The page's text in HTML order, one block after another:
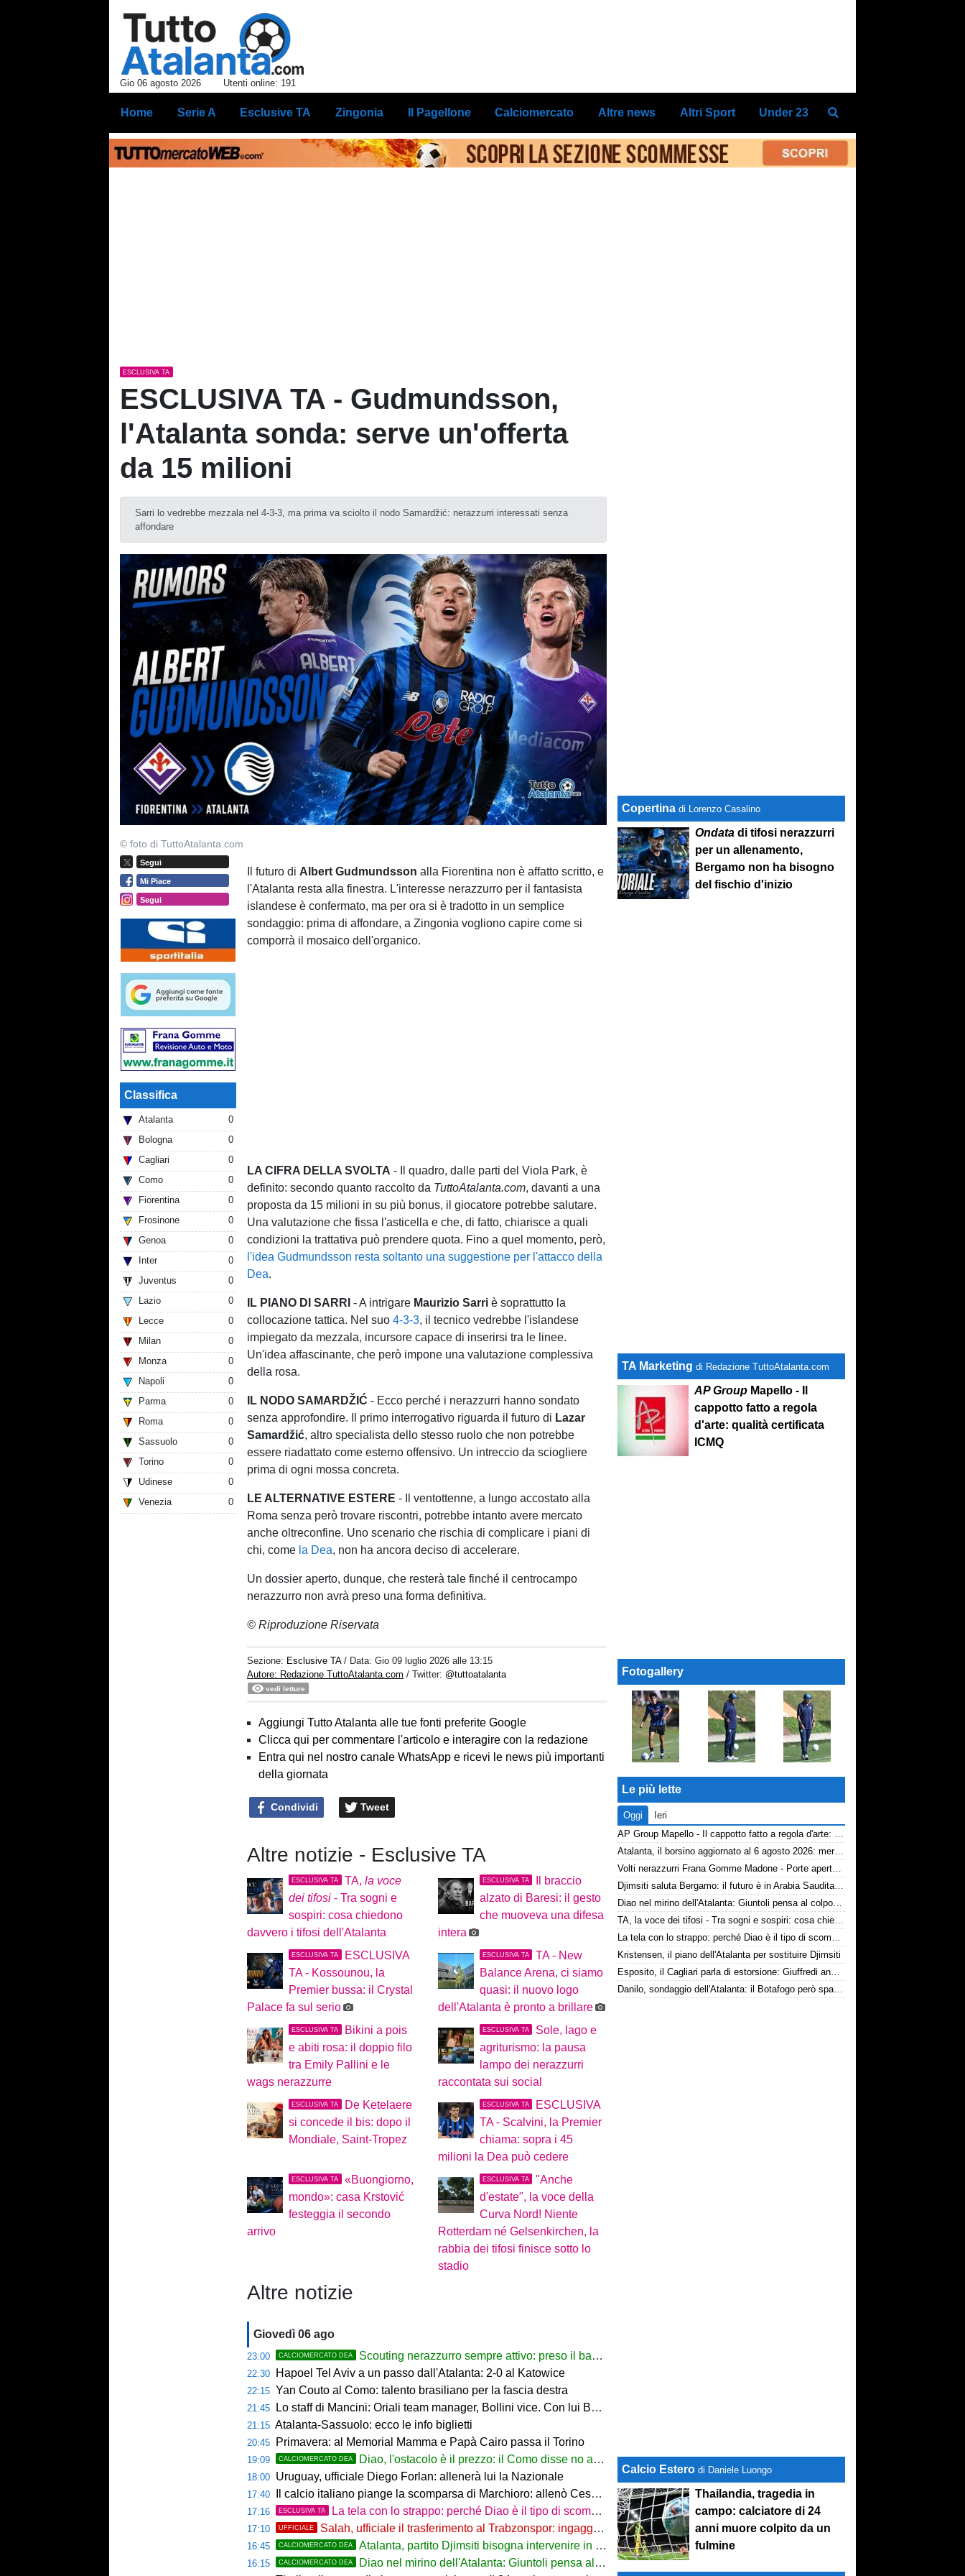
Gio 06 agosto 2026 Utenti online: 191
Home Serie A Esclusive TA Zingonia Il Pagellone Calciomercato Altre news Altri Sport Under 23
ESCLUSIVA TA
ESCLUSIVA TA - Gudmundsson,
l'Atalanta sonda: serve un'offerta
da 15 milioni
Sarri lo vedrebbe mezzala nel 4-3-3, ma prima va sciolto il nodo Samardžić: nerazzurri interessati senza
affondare
© foto di TuttoAtalanta.com
Segui
Mi Piace
Segui
Classifica
Atalanta
0
Bologna
0
Cagliari
0
Como
0
Fiorentina
0
Frosinone
0
Genoa
0
Inter
0
Juventus
0
Lazio
0
Lecce
0
Milan
0
Monza
0
Napoli
0
Parma
0
Roma
0
Sassuolo
0
Torino
0
Udinese
0
Venezia
0
Il futuro di Albert Gudmundsson alla Fiorentina non è affatto scritto, e
l'Atalanta resta alla finestra. L'interesse nerazzurro per il fantasista
islandese è confermato, ma per ora si è tradotto in un semplice
sondaggio: prima di affondare, a Zingonia vogliono capire come si
comporrà il mosaico dell'organico.
LA CIFRA DELLA SVOLTA - Il quadro, dalle parti del Viola Park, è
definito: secondo quanto raccolto da TuttoAtalanta.com, davanti a una
proposta da 15 milioni in su più bonus, il giocatore potrebbe salutare.
Una valutazione che fissa l'asticella e che, di fatto, chiarisce a quali
condizioni la trattativa può prendere quota. Fino a quel momento, però,
l'idea Gudmundsson resta soltanto una suggestione per l'attacco della
Dea.
IL PIANO DI SARRI - A intrigare Maurizio Sarri è soprattutto la
collocazione tattica. Nel suo4-3-3, il tecnico vedrebbe l'islandese
impiegato da mezzala, incursore capace di inserirsi tra le linee.
Un'idea affascinante, che però impone una valutazione complessiva
della rosa.
IL NODO SAMARDŽIĆ - Ecco perché i nerazzurri hanno sondato
senza approfondire. Il primo interrogativo riguarda il futuro di Lazar
Samardžić, altro specialista dello stesso ruolo che non potrebbe
essere riadattato come esterno offensivo. Un intreccio da sciogliere
prima di ogni mossa concreta.
LE ALTERNATIVE ESTERE - Il ventottenne, a lungo accostato alla
Roma senza però trovare riscontri, potrebbe intanto avere mercato
anche oltreconfine. Uno scenario che rischia di complicare i piani di
chi, come la Dea, non ha ancora deciso di accelerare.
Un dossier aperto, dunque, che resterà tale finché il centrocampo
nerazzurro non avrà preso una forma definitiva.
© Riproduzione Riservata
Sezione: Esclusive TA / Data:Gio 09 luglio 2026 alle 13:15
Autore: Redazione TuttoAtalanta.com / Twitter: @tuttoatalanta
vedi letture
Aggiungi Tutto Atalanta alle tue fonti preferite Google
Clicca qui per commentare l'articolo e interagire con la redazione
Entra qui nel nostro canale WhatsApp e ricevi le news più importanti
della giornata
Condividi Tweet
Altre notizie - Esclusive TA
ESCLUSIVA TA TA,la voce
dei tifosi - Tra sogni e
sospiri: cosa chiedono
davvero i tifosi dell'Atalanta
ESCLUSIVA TA
Il braccio
alzato di Baresi: il gesto
che muoveva una difesa
intera
ESCLUSIVA TA
ESCLUSIVA
TA - Kossounou, la
Premier bussa: il Crystal
Palace fa sul serio
ESCLUSIVA TA
TA - New
Balance Arena, ci siamo
quasi: il nuovo logo
dell'Atalanta è pronto a brillare
ESCLUSIVA TA
Bikini a pois
e abiti rosa: il doppio filo
tra Emily Pallini e le
wags nerazzurre
ESCLUSIVA TA
Sole, lago e
agriturismo: la pausa
lampo dei nerazzurri
raccontata sui social
ESCLUSIVA TA
De Ketelaere
si concede il bis: dopo il
Mondiale, Saint-Tropez
ESCLUSIVA TA
ESCLUSIVA
TA - Scalvini, la Premier
chiama: sopra i 45
milioni la Dea può cedere
ESCLUSIVA TA
«Buongiorno,
mondo»: casa Krstović
festeggia il secondo
arrivo
ESCLUSIVA TA
"Anche
d'estate", la voce della
Curva Nord! Niente
Rotterdam né Gelsenkirchen, la
rabbia dei tifosi finisce sotto lo
stadio
Altre notizie
Giovedì 06 ago
23:00 CALCIOMERCATO DEA Scouting nerazzurro sempre attivo: preso il baby difensore 2010 Levačić
22:30 Hapoel Tel Aviv a un passo dall'Atalanta: 2-0 al Katowice
22:15 Yan Couto al Como: talento brasiliano per la fascia destra
21:45 Lo staff di Mancini: Oriali team manager, Bollini vice. Con lui Bonucci, Gagliardi e Maccarone
21:15 Atalanta-Sassuolo: ecco le info biglietti
20:45 Primavera: al Memorial Mamma e Papà Cairo passa il Torino
19:09 CALCIOMERCATO DEA Diao, l'ostacolo è il prezzo: il Como disse no a 60 milioni
18:00 Uruguay, ufficiale Diego Forlan: allenerà lui la Nazionale
17:40 Il calcio italiano piange la scomparsa di Marchioro: allenò Cesena e Milan
17:16 ESCLUSIVA TA La tela con lo strappo: perché Diao è il tipo di scommessa che Giuntoli ama
17:10 UFFICIALE Salah, ufficiale il trasferimento al Trabzonspor: ingaggio mostruoso
16:45 CALCIOMERCATO DEA Atalanta, partito Djimsiti bisogna intervenire in difesa: tutti i nomi
16:15 CALCIOMERCATO DEA Diao nel mirino dell'Atalanta: Giuntoli pensa al colpo dal Como
Copertina di Lorenzo Casalino
Ondata di tifosi nerazzurri
per un allenamento,
Bergamo non ha bisogno
del fischio d'inizio
TA Marketing di Redazione TuttoAtalanta.com
AP Group Mapello - Il
cappotto fatto a regola
d'arte: qualità certificata
ICMQ
Fotogallery
Le più lette
Oggi
Ieri
AP Group Mapello - Il cappotto fatto a regola d'arte: qualità certificata ICMQ
Atalanta, il borsino aggiornato al 6 agosto 2026: mercato in entrata ancora in stand-by. Si lavora sulle cessioni
Volti nerazzurri Frana Gomme Madone - Porte aperte alla New Balance Arena: i volti dei tifosi della Dea
Djimsiti saluta Bergamo: il futuro è in Arabia Saudita! Tre milioni e firma biennale
Diao nel mirino dell'Atalanta: Giuntoli pensa al colpo dal Como
TA, la voce dei tifosi - Tra sogni e sospiri: cosa chiedono davvero i tifosi dell'Atalanta
La tela con lo strappo: perché Diao è il tipo di scommessa che Giuntoli ama
Kristensen, il piano dell'Atalanta per sostituire Djimsiti
Esposito, il Cagliari parla di estorsione: Giuffredi annuncia denuncia
Danilo, sondaggio dell'Atalanta: il Botafogo però spara alto
Calcio Estero di Daniele Luongo
Thailandia, tragedia in
campo: calciatore di 24
anni muore colpito da un
fulmine